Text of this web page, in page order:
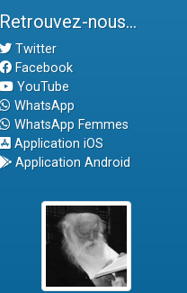
Retrouvez-nous...
Twitter
Facebook
YouTube
WhatsApp
WhatsApp Femmes
Application iOS
Application Android